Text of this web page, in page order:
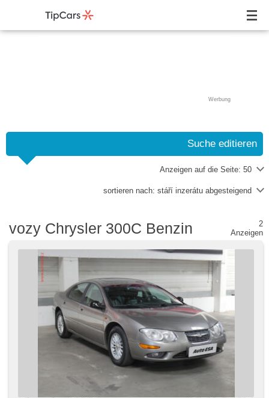
Werbung
Suche editieren
Anzeigen auf die Seite: 50
sortieren nach: stáří inzerátu abgesteigend
vozy Chrysler 300C Benzin
2
Anzeigen